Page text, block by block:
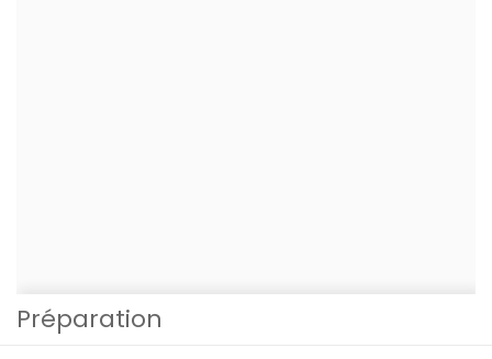
Préparation